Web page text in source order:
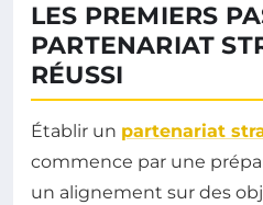
LES PREMIERS
PARTENARIAT
RÉUSSI
Établir un partenariat
commence par une
un alignement sur des